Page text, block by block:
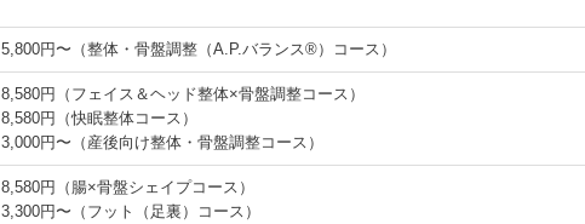
5,800円〜（整体・骨盤調整（A.P.バランス®）コース）
8,580円（フェイス＆ヘッド整体×骨盤調整コース）
8,580円（快眠整体コース）
3,000円〜（産後向け整体・骨盤調整コース）
8,580円（腸×骨盤シェイプコース）
3,300円〜（フット（足裏）コース）